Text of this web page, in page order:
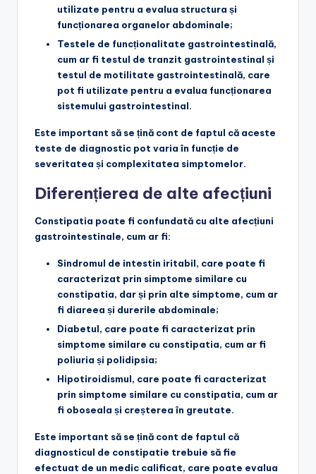
utilizate pentru a evalua structura și
funcționarea organelor abdominale;
Testele de funcționalitate gastrointestinală,
cum ar fi testul de tranzit gastrointestinal și
testul de motilitate gastrointestinală, care
pot fi utilizate pentru a evalua funcționarea
sistemului gastrointestinal.
Este important să se țină cont de faptul că aceste
teste de diagnostic pot varia în funcție de
severitatea și complexitatea simptomelor.
Diferențierea de alte afecțiuni
Constipatia poate fi confundată cu alte afecțiuni
gastrointestinale, cum ar fi:
Sindromul de intestin iritabil, care poate fi
caracterizat prin simptome similare cu
constipatia, dar și prin alte simptome, cum ar
fi diareea și durerile abdominale;
Diabetul, care poate fi caracterizat prin
simptome similare cu constipatia, cum ar fi
poliuria și polidipsia;
Hipotiroidismul, care poate fi caracterizat
prin simptome similare cu constipatia, cum ar
fi oboseala și creșterea în greutate.
Este important să se țină cont de faptul că
diagnosticul de constipatie trebuie să fie
efectuat de un medic calificat, care poate evalua